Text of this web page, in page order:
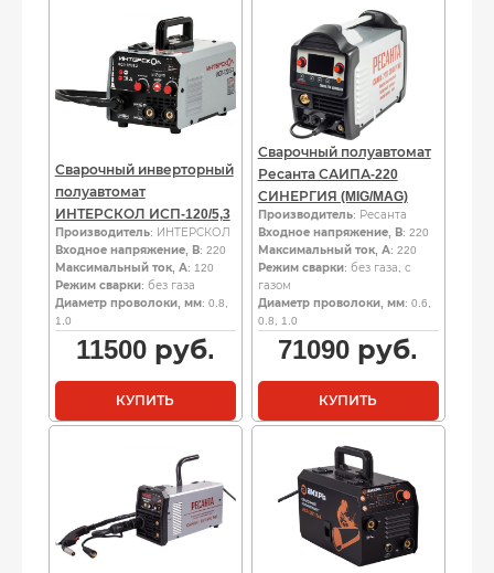
Сварочный инверторный
полуавтомат
ИНТЕРСКОЛ ИСП-120/5,3
Производитель: ИНТЕРСКОЛ
Входное напряжение, В: 220
Максимальный ток, А: 120
Режим сварки: без газа
Диаметр проволоки, мм: 0.8,
1.0
11500руб.
КУПИТЬ
Сварочный полуавтомат
Ресанта САИПА-220
СИНЕРГИЯ (MIG/MAG)
Производитель: Ресанта
Входное напряжение, В: 220
Максимальный ток, А: 220
Режим сварки: без газа, с
газом
Диаметр проволоки, мм: 0.6,
0.8, 1.0
71090 руб.
КУПИТЬ